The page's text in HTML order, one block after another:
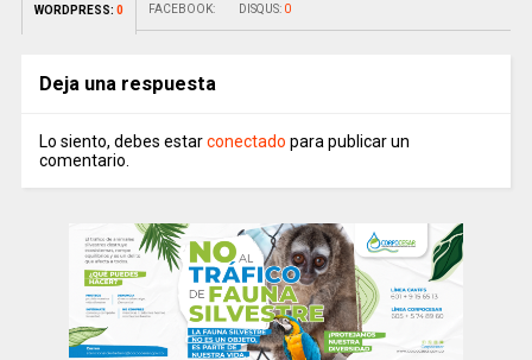
WORDPRESS: 0 FACEBOOK: DISQUS: 0
Deja una respuesta
Lo siento, debes estarconectado para publicar un
comentario.